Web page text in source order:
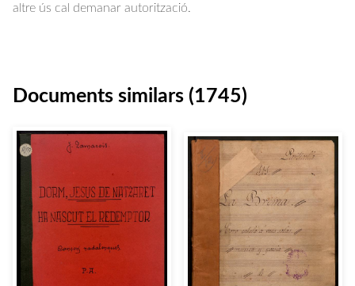
altre ús cal demanar autorització.
Documents similars (1745)